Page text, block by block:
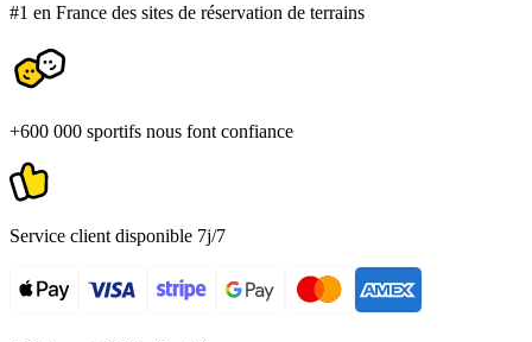
#1 en France des sites de réservation de terrains
+600 000 sportifs nous font confiance
Service client disponible 7j/7